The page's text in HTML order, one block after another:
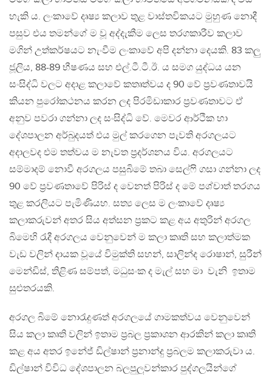
හැකි ය. ලංකාවේ දෘෂ්‍ය කලාව තුළ වාස්තවිකයට මුහුණ නොදී
පසුව එය තමන්ගේ ම වූ අද්දැකීම ලෙස තරගකාරීව කලාව
මගින් උත්කර්ෂයට නැංවීම ලංකාවේ අපි දන්නා දෙයකි. 83 කලු
ජූලිය, 88-89 භීෂණය සහ එල්.ටී.ටී.ඊ. ය සමග යුද්ධය යන
සංසිද්ධි වලට අදාළ කලාවේ කතෘත්වය ද 90 වේ ප්‍රවණතාවයි
කියන පුරෝකථනය කරන ලද පිරමිඩාකාර ප්‍රවණතාවට ඒ
අනුව පවරා ගන්නා ලද සංසිද්ධි වේ. මෙවර ආර්ථික හා
දේශපාලන අර්බුදයත් එය මුල් කරගෙන පැවති අරගලයට
අදාලවද එම තත්වය ම නැවත ප්‍රදර්ශනය විය. අරගලයට
සම්මාදම් නොවී අරගලය පසුබිමේ තබා සෙල්ෆි ගසා ගන්නා ලද
90 වේ ප්‍රවණතාවේ පිරිස් ද වෙනත් පිරිස් ද මේ පශ්චාත් තරගය
තුළ කරලියට පැමිණියහ. සත්‍ය ලෙස ම ලංකාවේ දෘෂ්‍ය
කලාකරුවන් අතර සිය අත්සන ප්‍රකට කළ අය අතුරින් අරගල
බිමෙහි රැදී අරගලය වෙනුවෙන් ම කලා කෘති සහ කලාත්මක
වැඩ වලින් දායක වූයේ විමුක්ති සහන්, සාලින්ද රොෂාන්, සුරීන්
මෙන්ඩිස්, තිළිණ සම්පත්, මධුසංක ද මැල් සහ මා වැනි ඉතාම
සුළුතරයකි.
අරගල බිමේ නොරැදුණත් අරගලයේ ගාමකත්වය වෙනුවෙන්
සිය කලා කෘති වලින් ඉතාම ප්‍රබල ප්‍රකාශන ආරකින් කලා කෘති
කළ අය අතර ඉනේජ් ඩිල්ෂාන් ප්‍රනාන්දු ප්‍රබලම කලාකරුවා ය.
ඩිල්ෂාන් විවිධ දේශපාලන බලපුලුවන්කාර පුද්ගලයින්ගේ